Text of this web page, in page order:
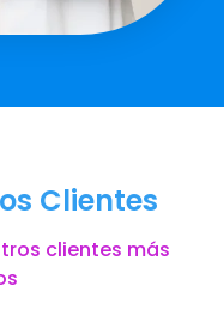
Clientes
clientes más